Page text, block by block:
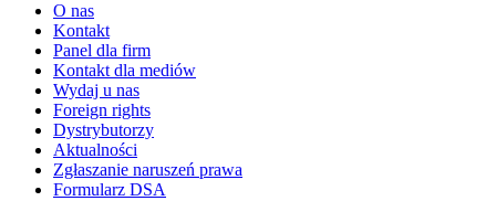
O nas
Kontakt
Panel dla firm
Kontakt dla mediów
Wydaj u nas
Foreign rights
Dystrybutorzy
Aktualności
Zgłaszanie naruszeń prawa
Formularz DSA